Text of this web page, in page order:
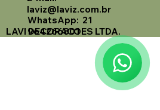
laviz@laviz.com.br
WhatsApp: 21
964266801
DECORACOES LTDA.
Opening Hours: Mon-Fri 9:00 - 16:00
Home Decor